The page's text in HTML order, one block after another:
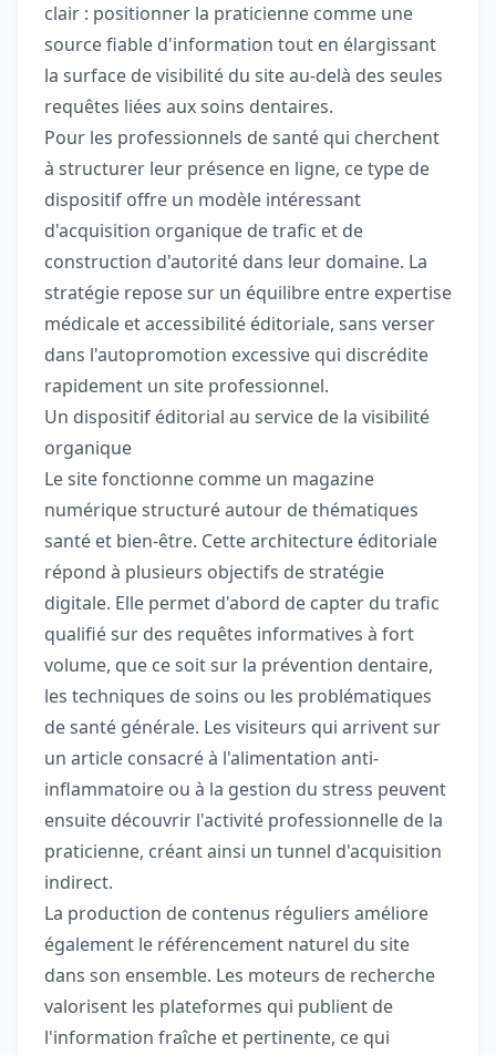
clair : positionner la praticienne comme une
source fiable d'information tout en élargissant
la surface de visibilité du site au-delà des seules
requêtes liées aux soins dentaires.
Pour les professionnels de santé qui cherchent
à structurer leur présence en ligne, ce type de
dispositif offre un modèle intéressant
d'acquisition organique de trafic et de
construction d'autorité dans leur domaine. La
stratégie repose sur un équilibre entre expertise
médicale et accessibilité éditoriale, sans verser
dans l'autopromotion excessive qui discrédite
rapidement un site professionnel.
Un dispositif éditorial au service de la visibilité
organique
Le site fonctionne comme un magazine
numérique structuré autour de thématiques
santé et bien-être. Cette architecture éditoriale
répond à plusieurs objectifs de stratégie
digitale. Elle permet d'abord de capter du trafic
qualifié sur des requêtes informatives à fort
volume, que ce soit sur la prévention dentaire,
les techniques de soins ou les problématiques
de santé générale. Les visiteurs qui arrivent sur
un article consacré à l'alimentation anti-
inflammatoire ou à la gestion du stress peuvent
ensuite découvrir l'activité professionnelle de la
praticienne, créant ainsi un tunnel d'acquisition
indirect.
La production de contenus réguliers améliore
également le référencement naturel du site
dans son ensemble. Les moteurs de recherche
valorisent les plateformes qui publient de
l'information fraîche et pertinente, ce qui